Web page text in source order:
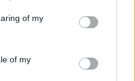
of my
of my
scénář se naplnil a naprostá
Země bude takové
naše sdělovací prostředky, na
následků povodní, ale